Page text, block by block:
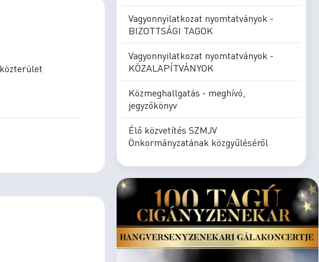
Vagyonnyilatkozat nyomtatványok -
BIZOTTSÁGI TAGOK
Vagyonnyilatkozat nyomtatványok -
KÖZALAPÍTVÁNYOK
Közmeghallgatás - meghívó,
jegyzőkönyv
Élő közvetítés SZMJV
Önkormányzatának közgyűléséről